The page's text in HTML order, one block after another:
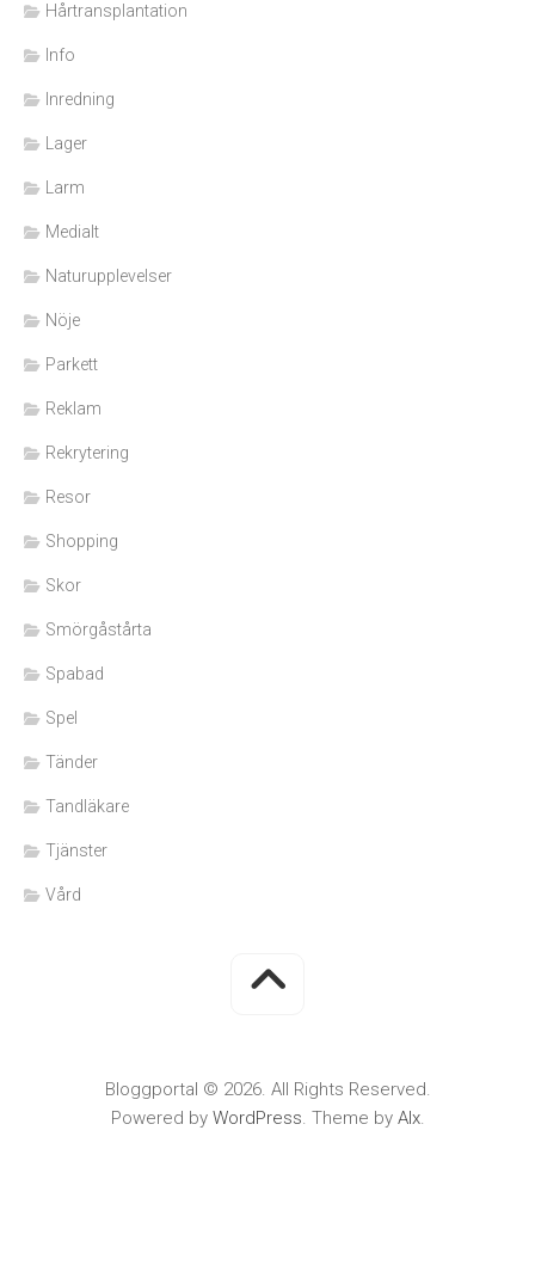
Hårtransplantation
Info
Inredning
Lager
Larm
Medialt
Naturupplevelser
Nöje
Parkett
Reklam
Rekrytering
Resor
Shopping
Skor
Smörgåstårta
Spabad
Spel
Tänder
Tandläkare
Tjänster
Vård
Bloggportal © 2026. All Rights Reserved.
Powered by WordPress. Theme by Alx.